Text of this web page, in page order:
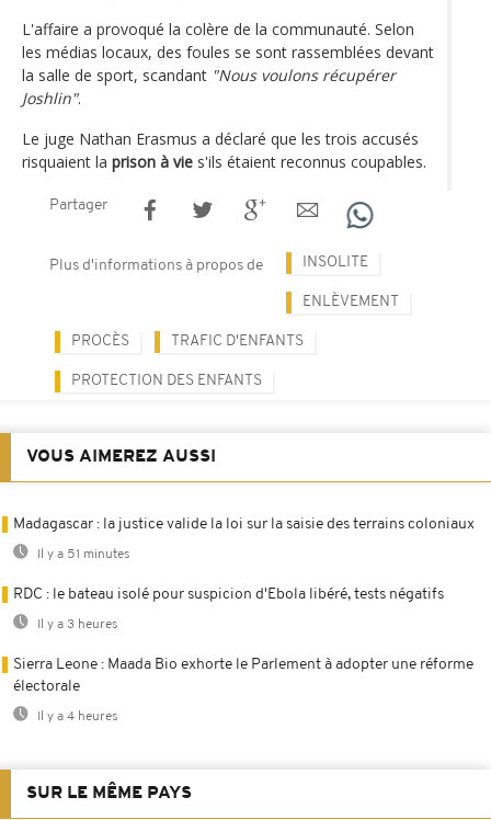
L'affaire a provoqué la colère de la communauté. Selon
les médias locaux, des foules se sont rassemblées devant
la salle de sport, scandant "Nous voulons récupérer
Joshlin".
Le juge Nathan Erasmus a déclaré que les trois accusés
risquaient la prison à vie s'ils étaient reconnus coupables.
Partager
Plus d'informations à propos de INSOLITE
ENLÈVEMENT
PROCÈS TRAFIC D'ENFANTS
PROTECTION DES ENFANTS
VOUS AIMEREZ AUSSI
Madagascar : la justice valide la loi sur la saisie des terrains coloniaux
Il y a 51 minutes
RDC : le bateau isolé pour suspicion d'Ebola libéré, tests négatifs
Il y a 3 heures
Sierra Leone : Maada Bio exhorte le Parlement à adopter une réforme
électorale
Il y a 4 heures
SUR LE MÊME PAYS